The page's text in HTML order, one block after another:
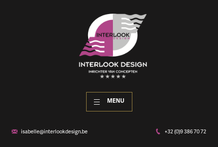
MENU
isabelle@interlookdesign.be +32 (0)9 386 70 72